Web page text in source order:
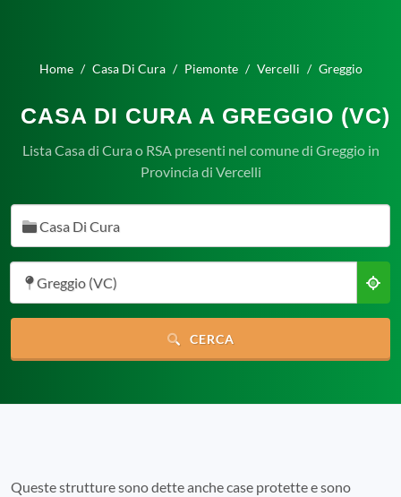
Home Casa Di Cura Piemonte Vercelli Greggio
CASA DI CURA A GREGGIO (VC)
Lista Casa di Cura o RSA presenti nel comune di Greggio in
Provincia di Vercelli
Casa Di Cura
Greggio (VC)
CERCA
Queste strutture sono dette anche case protette e sono